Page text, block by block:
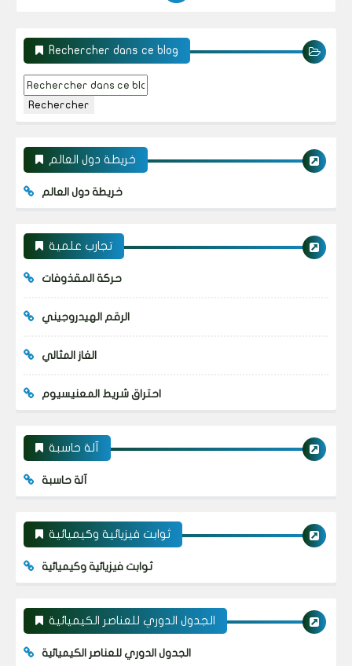
Rechercher dans ce blog
خريطة دول العالم
خريطة دول العالم
تجارب علمية
حركة المقذوفات
الرقم الهيدروجيني
الغاز المثالي
احتراق شريط المعنيسيوم
آلة حاسبة
آلة حاسبة
ثوابت فيزيائية وكيميائية
ثوابت فيزيائية وكيميائية
الجدول الدوري للعناصر الكيميائية
الجدول الدوري للعناصر الكيميائية